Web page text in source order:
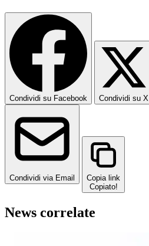
Condividi su Facebook Condividi su X
Condividi via Email
Copia link
Copiato!
News correlate